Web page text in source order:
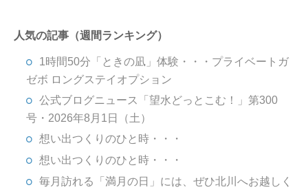
人気の記事（週間ランキング）
1時間50分「ときの凪」体験・・・プライベートガ
ゼボ ロングステイオプション
公式ブログニュース「望水どっとこむ！」第300
号・2026年8月1日（土）
想い出つくりのひと時・・・
想い出つくりのひと時・・・
毎月訪れる「満月の日」には、ぜひ北川へお越しく